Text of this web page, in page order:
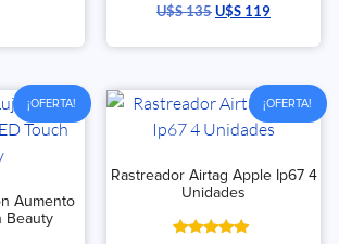
U$S135U$S 119
¡OFERTA!
Aumento
Beauty
¡OFERTA!
Rastreador Airtag Apple Ip67 4
Unidades